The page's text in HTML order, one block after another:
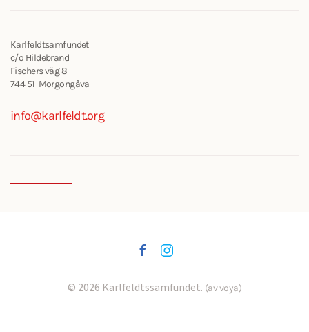
Karlfeldtsamfundet
c/o Hildebrand
Fischers väg 8
744 51 Morgongåva
info@karlfeldt.org
© 2026 Karlfeldtssamfundet. (av voya)